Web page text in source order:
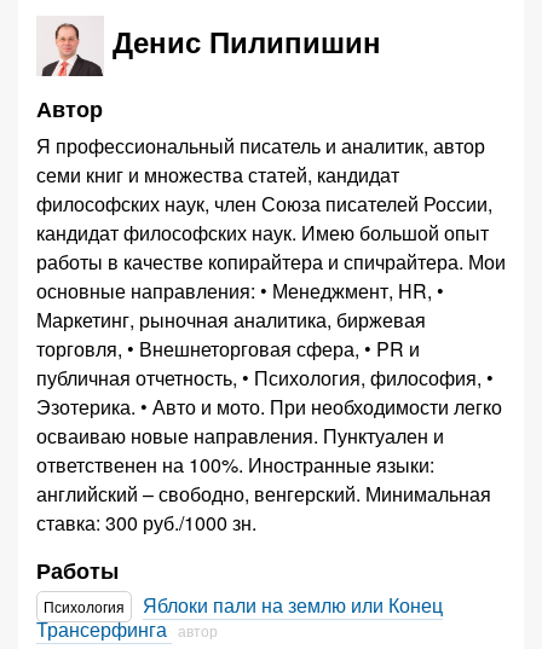
Денис Пилипишин
Автор
Я профессиональный писатель и аналитик, автор
семи книг и множества статей, кандидат
философских наук, член Союза писателей России,
кандидат философских наук. Имею большой опыт
работы в качестве копирайтера и спичрайтера. Мои
основные направления: • Менеджмент, HR, •
Маркетинг, рыночная аналитика, биржевая
торговля, • Внешнеторговая сфера, • PR и
публичная отчетность, • Психология, философия, •
Эзотерика. • Авто и мото. При необходимости легко
осваиваю новые направления. Пунктуален и
ответственен на 100%. Иностранные языки:
английский – свободно, венгерский. Минимальная
ставка: 300 руб./1000 зн.
Работы
Психология
Яблоки пали на землю или Конец
Трансерфинга автор